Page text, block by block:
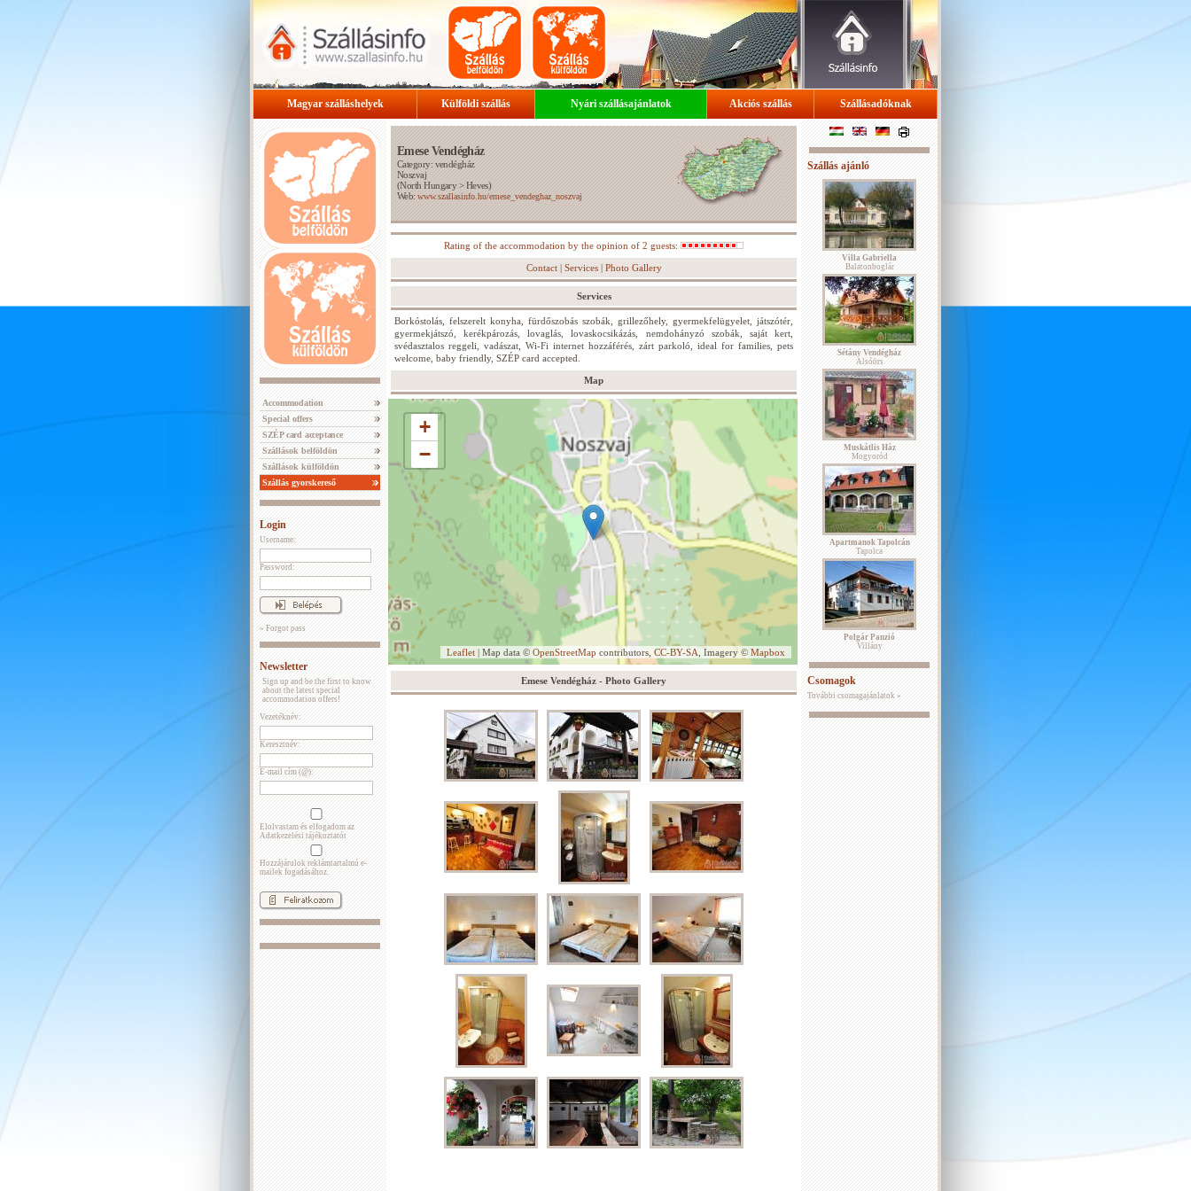
Magyar szálláshelyek Külföldi szállás Nyári szállásajánlatok Akciós szállás Szállásadóknak
Accommodation
Special offers
SZÉP card acceptance
Szállások belföldön
Szállások külföldön
Szállás gyorskereső
Login
Username:
Password:
» Forgot pass
Newsletter
Sign up and be the first to know
about the latest special
accommodation offers!
Vezetéknév:
Keresztnév:
E-mail cím (@):
Elolvastam és elfogadom az
Adatkezelési tájékoztatót
Hozzájárulok reklámtartalmú e-
mailek fogadásához.
Emese Vendégház
Category: vendégház
Noszvaj
(North Hungary>Heves)
Web:www.szallasinfo.hu/emese_vendeghaz_noszvaj
Rating of the accommodation by the opinion of 2 guests:
Contact| Services| Photo Gallery
Services
Borkóstolás, felszerelt konyha, fürdőszobás szobák, grillezőhely, gyermekfelügyelet, játszótér,
gyermekjátszó, kerékpározás, lovaglás, lovaskocsikázás, nemdohányzó szobák, saját kert,
svédasztalos reggeli, vadászat, Wi-Fi internet hozzáférés, zárt parkoló, ideal for families, pets
welcome, baby friendly, SZÉP card accepted.
Map
+
−
Leaflet | Map data © OpenStreetMap contributors, CC-BY-SA , Imagery © Mapbox
Emese Vendégház - Photo Gallery
Szállás ajánló
Villa Gabriella
Balatonboglár
Sétány Vendégház
Alsóörs
Muskátlis Ház
Mogyoród
Apartmanok Tapolcán
Tapolca
Polgár Panzió
Villány
Csomagok
További csomagajánlatok »